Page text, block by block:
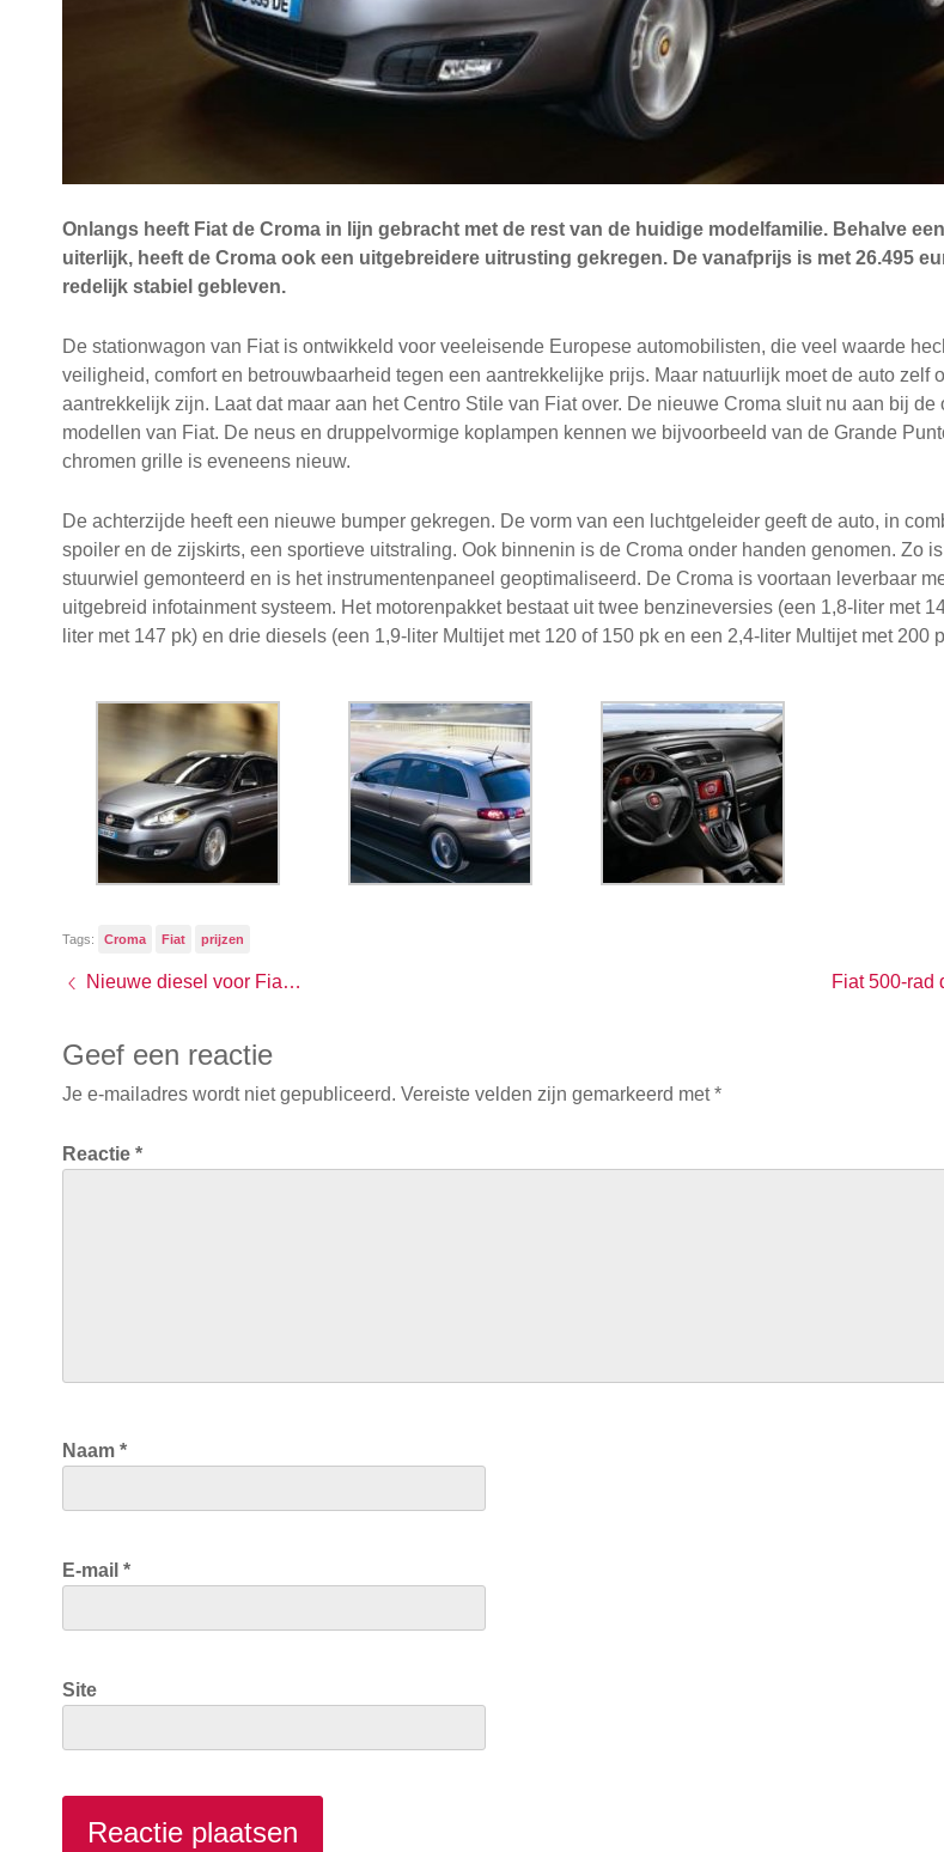
Onlangs heeft Fiat de Croma in lijn gebracht met de rest van de huidige modelfamilie. Behalve
uiterlijk, heeft de Croma ook een uitgebreidere uitrusting gekregen. De vanafprijs is met 26.495
redelijk stabiel gebleven.
De stationwagon van Fiat is ontwikkeld voor veeleisende Europese automobilisten, die veel waarde
veiligheid, comfort en betrouwbaarheid tegen een aantrekkelijke prijs. Maar natuurlijk moet de auto zelf
aantrekkelijk zijn. Laat dat maar aan het Centro Stile van Fiat over. De nieuwe Croma sluit nu aan bij de
modellen van Fiat. De neus en druppelvormige koplampen kennen we bijvoorbeeld van de Grande
chromen grille is eveneens nieuw.
De achterzijde heeft een nieuwe bumper gekregen. De vorm van een luchtgeleider geeft de auto, in
spoiler en de zijskirts, een sportieve uitstraling. Ook binnenin is de Croma onder handen genomen. Zo
stuurwiel gemonteerd en is het instrumentenpaneel geoptimaliseerd. De Croma is voortaan leverbaar
uitgebreid infotainment systeem. Het motorenpakket bestaat uit twee benzineversies (een 1,8-liter met
liter met 147 pk) en drie diesels (een 1,9-liter Multijet met 120 of 150 pk en een 2,4-liter Multijet met 200
Tags: Croma Fiat prijzen
Nieuwe diesel voor Fiat Bravo
Geef een reactie
Je e-mailadres wordt niet gepubliceerd. Vereiste velden zijn gemarkeerd met*
Reactie *
Naam *
E-mail *
Site